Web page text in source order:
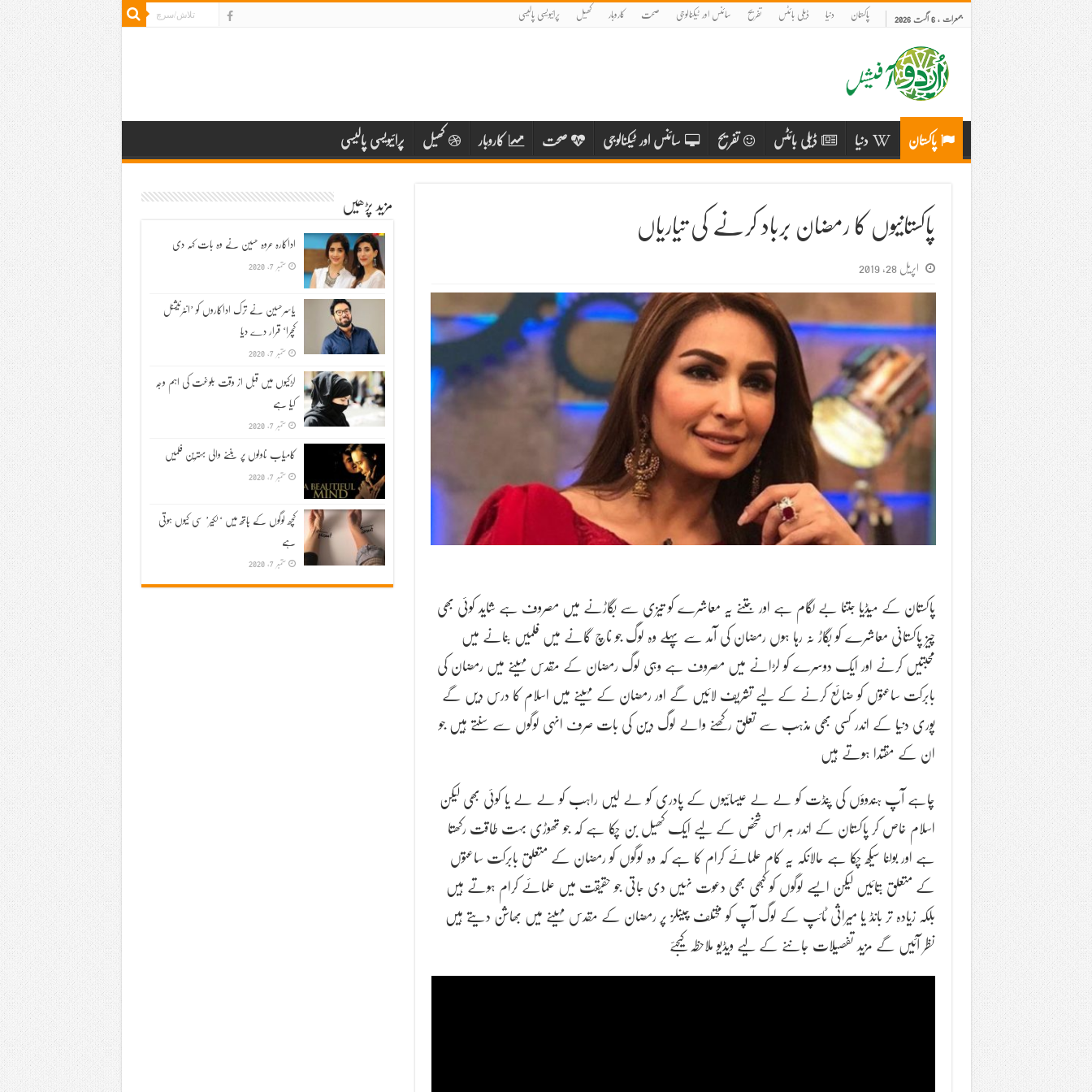
جمعرات , 6 اگست 2026 پاکستان دنیا ڈیلی بائٹس تفریح سائنس اور ٹیکنالوجی صحت کاروبار کھیل پرائیویسی پالیسی
پاکستان دنیا ڈیلی بائٹس تفریح سائنس اور ٹیکنالوجی صحت کاروبار کھیل پرائیویسی پالیسی
پاکستانیوں کا رمضان برباد کرنے کی تیاریاں
اپریل 28, 2019
پاکستان کے میڈیا جتنا بے لگام ہے اور جتنے یہ معاشرے کو تیزی سے بگاڑنے میں مصروف ہے شاید کوئی بھی
چیز پاکستانی معاشرے کو بگاڑ نہ رہا ہوں رمضان کی آمد سے پہلے وہ لوگ جو ناچ گانے میں فلمیں بنانے میں
محبتیں کرنے اور ایک دوسرے کو لڑانے میں مصروف ہے وہی لوگ رمضان کے مقدس مہینے میں رمضان کی
بابرکت ساعتوں کو ضائع کرنے کے لیے تشریف لائیں گے اور رمضان کے مہینے میں اسلام کا درس دیں گے
پوری دنیا کے اندر کسی بھی مذہب سے تعلق رکھنے والے لوگ دین کی بات صرف انہی لوگوں سے سنتے ہیں جو
ان کے مقتدا ہوتے ہیں
چاہے آپ ہندوؤں کی پنڈت کو لے لے عیسائیوں کے پادری کو لے لیں راہب کو لے لے یا کوئی بھی لیکن
اسلام خاص کر پاکستان کے اندر ہر اس شخص کے لیے ایک کھیل بن چکا ہے کہ جو تھوڑی بہت طاقت رکھتا
ہے اور بولنا سیکھ چکا ہے حالانکہ یہ کام علمائے کرام کا ہے کہ وہ لوگوں کو رمضان کے متعلق بابرکت ساعتوں
کے متعلق بتائیں لیکن ایسے لوگوں کو کبھی بھی دعوت نہیں دی جاتی جو حقیقت میں علمائے کرام ہوتے ہیں
بلکہ زیادہ تر بانڈ یا میراثی ٹائپ کے لوگ آپ کو مختلف چینلز پر رمضان کے مقدس مہینے میں بھاشن دیتے ہیں
نظر آئیں گے مزید تفصیلات جاننے کے لیے ویڈیو ملاحظہ کیجئے
مزید پڑھیں
اداکارہ عروہ حسین نے وہ بات کہہ دی
ستمبر 7, 2020
یاسرحسین نے ترک اداکاروں کو ’انٹرنیشنل
کچرا‘ قرار دے دیا
ستمبر 7, 2020
لڑکیوں میں قبل از وقت بلوغت کی اہم وجہ
کیا ہے
ستمبر 7, 2020
کامیاب ناولوں پر بننے والی بہترین فلمیں
ستمبر 7, 2020
کچھ لوگوں کے ہاتھ میں ‘لکیر’ سی کیوں ہوتی
ہے
ستمبر 7, 2020